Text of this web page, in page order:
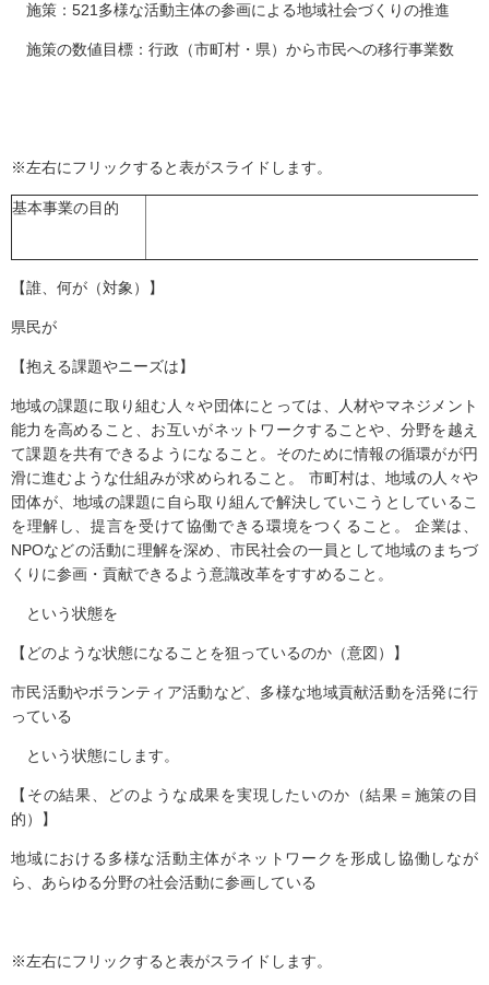
施策：521多様な活動主体の参画による地域社会づくりの推進
施策の数値目標：行政（市町村・県）から市民への移行事業数
※左右にフリックすると表がスライドします。
基本事業の目的
【誰、何が（対象）】
県民が
【抱える課題やニーズは】
地域の課題に取り組む人々や団体にとっては、人材やマネジメント
能力を高めること、お互いがネットワークすることや、分野を越え
て課題を共有できるようになること。そのために情報の循環がが円
滑に進むような仕組みが求められること。 市町村は、地域の人々や
団体が、地域の課題に自ら取り組んで解決していこうとしているこ
を理解し、提言を受けて協働できる環境をつくること。 企業は、
NPOなどの活動に理解を深め、市民社会の一員として地域のまちづ
くりに参画・貢献できるよう意識改革をすすめること。
という状態を
【どのような状態になることを狙っているのか（意図）】
市民活動やボランティア活動など、多様な地域貢献活動を活発に行
っている
という状態にします。
【その結果、どのような成果を実現したいのか（結果＝施策の目
的）】
地域における多様な活動主体がネットワークを形成し協働しなが
ら、あらゆる分野の社会活動に参画している
※左右にフリックすると表がスライドします。